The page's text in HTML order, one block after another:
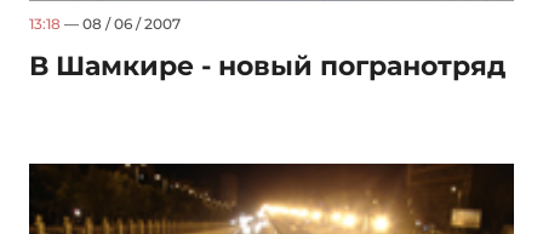
13:18 — 08 / 06 / 2007
В Шамкире - новый погранотряд